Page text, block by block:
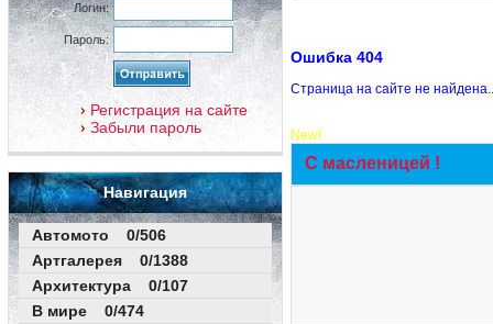
Логин:
Пароль:
Регистрация на сайте
Забыли пароль
Навигация
Автомото 0/506
Артгалерея 0/1388
Архитектура 0/107
В мире 0/474
Ошибка 404
Страница на сайте не
New!
С масленицей !